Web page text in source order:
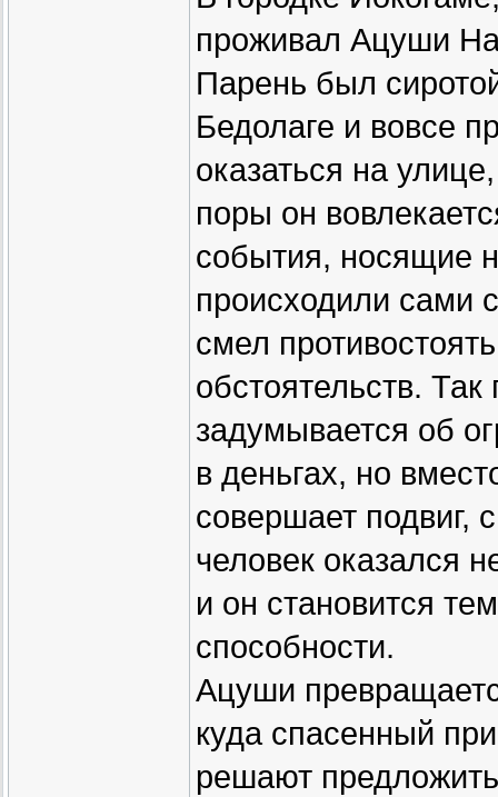
проживал Ацуши
Парень был
Бедолаге и вовсе
оказаться на
поры он
события, носящие
происходили сами
смел
обстоятельств. Так
задумывается об
в деньгах, но
совершает подвиг,
человек оказался
и он становится
способности.
Ацуши
куда спасенный
решают